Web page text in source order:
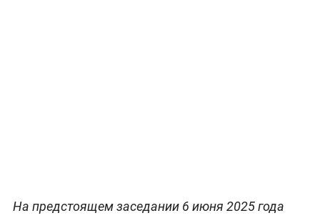
На предстоящем заседании 6 июня 2025 года